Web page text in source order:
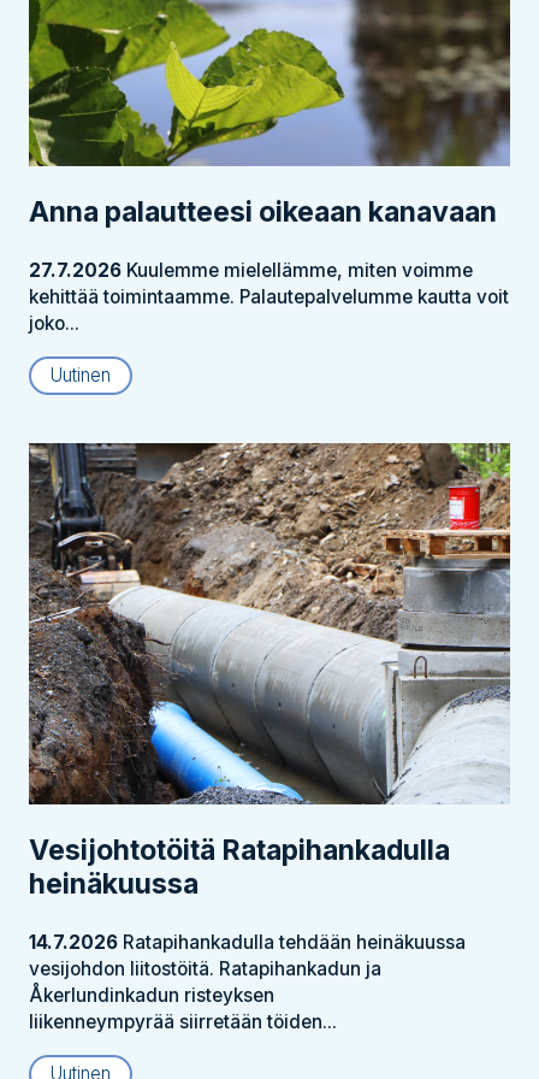
Anna palautteesi oikeaan kanavaan
27.7.2026 Kuulemme mielellämme, miten voimme
kehittää toimintaamme. Palautepalvelumme kautta voit
joko...
Uutinen
Vesijohtotöitä Ratapihankadulla
heinäkuussa
14.7.2026 Ratapihankadulla tehdään heinäkuussa
vesijohdon liitostöitä. Ratapihankadun ja
Åkerlundinkadun risteyksen
liikenneympyrää siirretään töiden...
Uutinen